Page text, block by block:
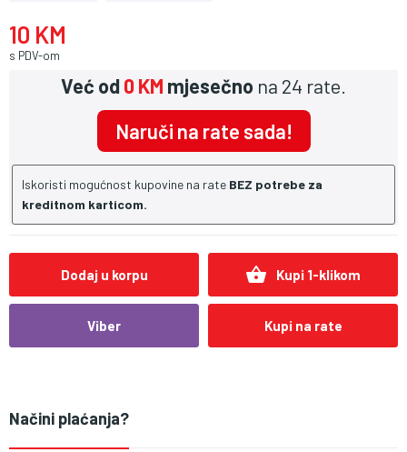
10 KM
s PDV-om
Već od0 KM mjesečno na 24 rate.
Naruči na rate sada!
Iskoristi mogućnost kupovine na rate BEZ potrebe za
kreditnom karticom.
Dodaj u korpu shopping_basket Kupi 1-klikom
Viber Kupi na rate
Načini plaćanja?